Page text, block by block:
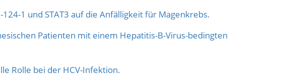
1 und STAT3 auf die Anfälligkeit für Magenkrebs.
Patienten mit einem Hepatitis-B-Virus-bedingten
Rolle bei der HCV-Infektion.